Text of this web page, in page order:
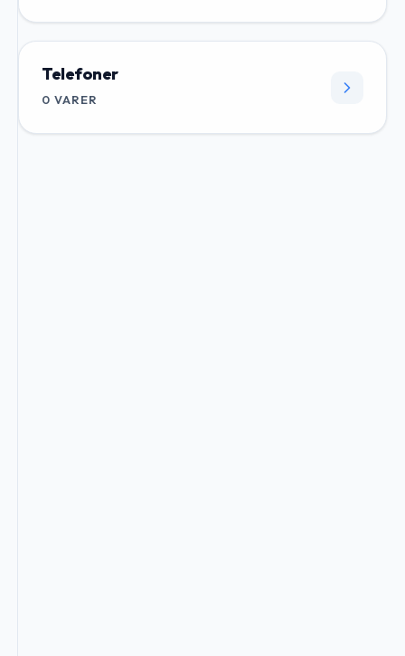
Telefoner
0 VARER